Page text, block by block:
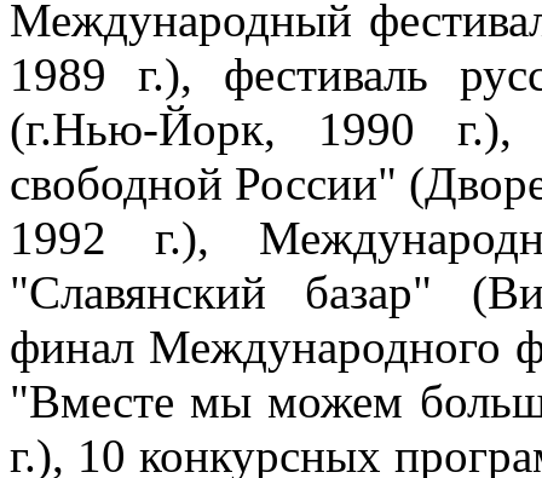
Международный
1989 г.), фестиваль
(г.Нью-Йорк, 1990 г.),
свободной России"
1992 г.),
"Славянский базар"
финал Международного
"Вместе мы можем
г.), 10 конкурсных